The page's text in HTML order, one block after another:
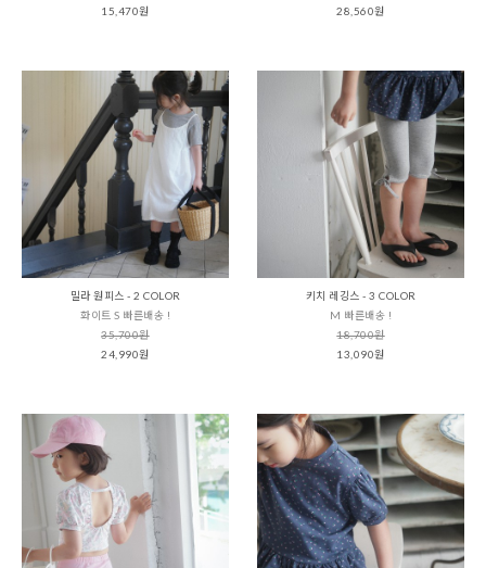
15,470원
28,560원
밀라 원피스 - 2 COLOR
화이트 S 빠른배송 !
35,700원
24,990원
키치 레깅스 - 3 COLOR
M 빠른배송 !
18,700원
13,090원